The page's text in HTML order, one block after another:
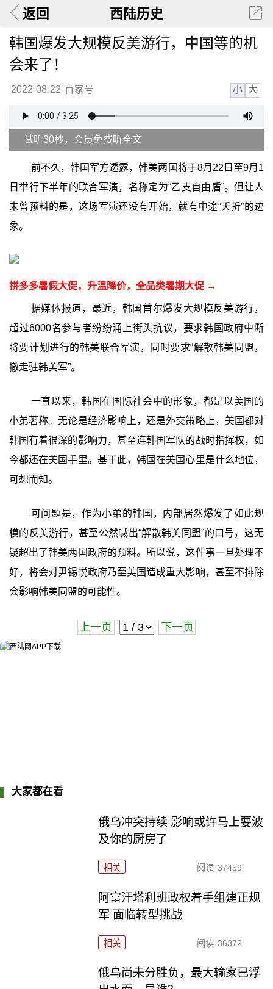
返回 西陆历史
韩国爆发大规模反美游行，中国等的机
会来了！
2022-08-22 百家号 小 大
试听30秒，会员免费听全文
前不久，韩国军方透露，韩美两国将于8月22日至9月1
日举行下半年的联合军演，名称定为“乙支自由盾”。但让人
未曾预料的是，这场军演还没有开始，就有中途“夭折”的迹
象。
拼多多暑假大促，升温降价，全品类暑期大促 →
据媒体报道，最近，韩国首尔爆发大规模反美游行，
超过6000名参与者纷纷涌上街头抗议，要求韩国政府中断
将要计划进行的韩美联合军演，同时要求“解散韩美同盟，
撤走驻韩美军”。
一直以来，韩国在国际社会中的形象，都是以美国的
小弟著称。无论是经济影响上，还是外交策略上，美国都对
韩国有着很深的影响力，甚至连韩国军队的战时指挥权，如
今都还在美国手里。基于此，韩国在美国心里是什么地位，
可想而知。
可问题是，作为小弟的韩国，内部居然爆发了如此规
模的反美游行，甚至公然喊出“解散韩美同盟”的口号，这无
疑超出了韩美两国政府的预料。所以说，这件事一旦处理不
好，将会对尹锡悦政府乃至美国造成重大影响，甚至不排除
会影响韩美同盟的可能性。
上一页 下一页
大家都在看
俄乌冲突持续 影响或许马上要波
及你的厨房了
相关 阅读 37459
阿富汗塔利班政权着手组建正规
军 面临转型挑战
相关 阅读 36372
俄乌尚未分胜负，最大输家已浮